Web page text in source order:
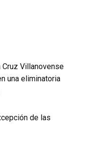
Villanovense
una eliminatoria
de las